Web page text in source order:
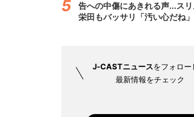
告への中傷にあきれる声...ス
栄田もバッサリ「汚い心だね」
J-CASTニュースをフォロー
最新情報をチェック